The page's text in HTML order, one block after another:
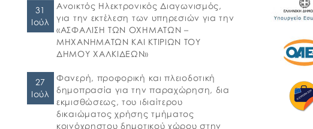
31
Ιούλ
Ανοικτός Ηλεκτρονικός Διαγωνισμός,
για την εκτέλεση των υπηρεσιών για την
«ΑΣΦΑΛΙΣΗ ΤΩΝ ΟΧΗΜΑΤΩΝ –
ΜΗΧΑΝΗΜΑΤΩΝ ΚΑΙ ΚΤΙΡΙΩΝ ΤΟΥ
ΔΗΜΟΥ ΧΑΛΚΙΔΕΩΝ»
27
Ιούλ
Φανερή, προφορική και πλειοδοτική
δημοπρασία για την παραχώρηση, δια
εκμισθώσεως, του ιδιαίτερου
δικαιώματος χρήσης τμήματος
κοινόχρηστου δημοτικού χώρου στην